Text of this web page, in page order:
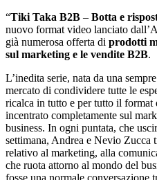
“Tiki Taka B2B – Botta e
nuovo format video lanciato
già numerosa offerta di prodotti
sul marketing e le vendite B2B.
L’inedita serie, nata da una
mercato di condividere tutte le
ricalca in tutto e per tutto il
incentrato completamente sul
business. In ogni puntata, che
settimana, Andrea e Nevio Zucca
relativo al marketing, alla
che ruota attorno al mondo del
fosse una normale conversazione